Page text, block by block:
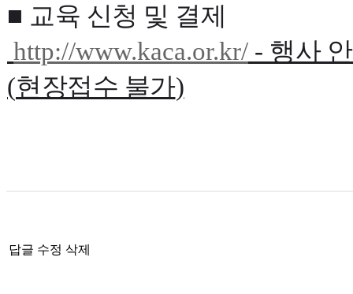
■ 교육 신청 및 결제
http://www.kaca.or.kr/ - 행사
(현장접수 불가)
답글 수정 삭제